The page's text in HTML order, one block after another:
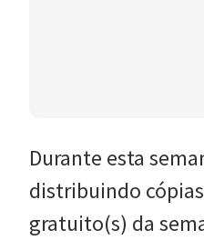
Durante esta
distribuindo
gratuito(s) da